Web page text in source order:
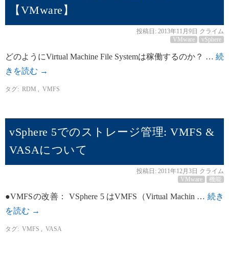
【VMware】
投稿日: 2013年11月9日 クライム
VMware
vSphere
どのようにVirtual Machine File Systemは稼働するのか？ … 続
きを読む →
タグ: RDM VMFS
vSphere 5でのストレージ管理: VMFS &
VASAについて
投稿日: 2011年12月3日 クライム
VMware
機能
●VMFSの改善： VSphere 5 はVMFS（Virtual Machin … 続き
を読む →
タグ: VMFS VASA